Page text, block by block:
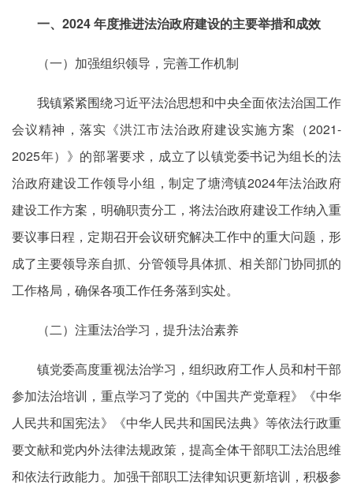
一、2024 年度推进法治政府建设的主要举措和成效
（一）加强组织领导，完善工作机制
我镇紧紧围绕习近平法治思想和中央全面依法治国工作
会议精神，落实《洪江市法治政府建设实施方案（2021-
2025年）》的部署要求，成立了以镇党委书记为组长的法
治政府建设工作领导小组，制定了塘湾镇2024年法治政府
建设工作方案，明确职责分工，将法治政府建设工作纳入重
要议事日程，定期召开会议研究解决工作中的重大问题，形
成了主要领导亲自抓、分管领导具体抓、相关部门协同抓的
工作格局，确保各项工作任务落到实处。
（二）注重法治学习，提升法治素养
镇党委高度重视法治学习，组织政府工作人员和村干部
参加法治培训，重点学习了党的《中国共产党章程》《中华
人民共和国宪法》《中华人民共和国民法典》等依法行政重
要文献和党内外法律法规政策，提高全体干部职工法治思维
和依法行政能力。加强干部职工法律知识更新培训，积极参